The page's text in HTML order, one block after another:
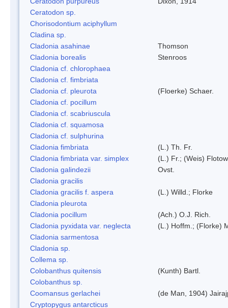
Ceratodon sp.
Chorisodontium aciphyllum
Cladina sp.
Cladonia asahinae
Thomson
Cladonia borealis
Stenroos
Cladonia cf. chlorophaea
Cladonia cf. fimbriata
Cladonia cf. pleurota
(Floerke) Schaer.
Cladonia cf. pocillum
Cladonia cf. scabriuscula
Cladonia cf. squamosa
Cladonia cf. sulphurina
Cladonia fimbriata
(L.) Th. Fr.
Cladonia fimbriata var. simplex
(L.) Fr.; (Weis) Flotow
Cladonia galindezii
Ovst.
Cladonia gracilis
Cladonia gracilis f. aspera
(L.) Willd.; Florke
Cladonia pleurota
Cladonia pocillum
(Ach.) O.J. Rich.
Cladonia pyxidata var. neglecta
(L.) Hoffm.; (Florke)
Cladonia sarmentosa
Cladonia sp.
Collema sp.
Colobanthus quitensis
(Kunth) Bartl.
Colobanthus sp.
Coomansus gerlachei
(de Man, 1904)
Cryptopygus antarcticus